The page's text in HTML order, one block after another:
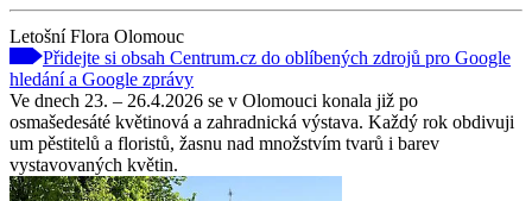
Letošní Flora Olomouc
Přidejte si obsah Centrum.cz do oblíbených zdrojů pro Google
hledání a Google zprávy
Ve dnech 23. – 26.4.2026 se v Olomouci konala již po
osmašedesáté květinová a zahradnická výstava. Každý rok obdivuji
um pěstitelů a floristů, žasnu nad množstvím tvarů i barev
vystavovaných květin.